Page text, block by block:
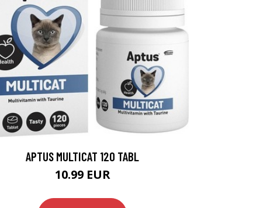
APTUS MULTICAT 120 TABL
10.99 EUR